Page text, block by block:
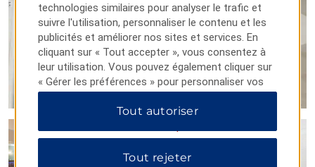
technologies similaires pour analyser le trafic et
suivre l'utilisation, personnaliser le contenu et les
publicités et améliorer nos sites et services. En
cliquant sur « Tout accepter », vous consentez à
leur utilisation. Vous pouvez également cliquer sur
« Gérer les préférences » pour personnaliser vos
choix ou sur « Tout rejeter » pour n'autoriser que
les cookies essentiels. Pour plus d'informations,
Tout autoriser
Tout rejeter